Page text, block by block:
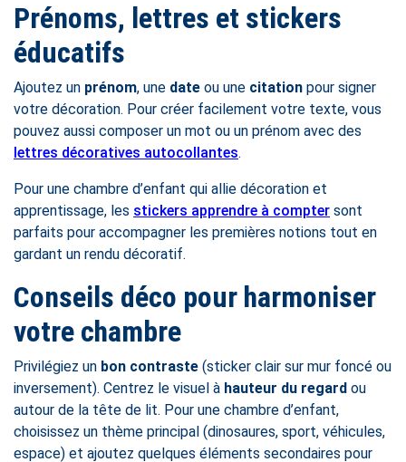
Prénoms, lettres et stickers
éducatifs
Ajoutez un prénom, une date ou une citation pour signer
votre décoration. Pour créer facilement votre texte, vous
pouvez aussi composer un mot ou un prénom avec des
lettres décoratives autocollantes.
Pour une chambre d’enfant qui allie décoration et
apprentissage, les stickers apprendre à compter sont
parfaits pour accompagner les premières notions tout en
gardant un rendu décoratif.
Conseils déco pour harmoniser
votre chambre
Privilégiez un bon contraste (sticker clair sur mur foncé ou
inversement). Centrez le visuel à hauteur du regard ou
autour de la tête de lit. Pour une chambre d’enfant,
choisissez un thème principal (dinosaures, sport, véhicules,
espace) et ajoutez quelques éléments secondaires pour